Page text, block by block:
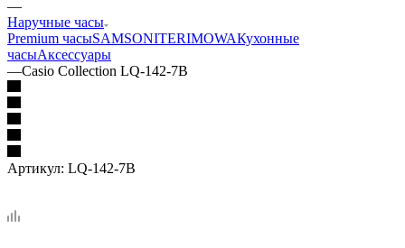
—
Наручные часы
Premium часыSAMSONITERIMOWAКухонные
часыАксессуары
—Casio Collection LQ-142-7B
Артикул: LQ-142-7B